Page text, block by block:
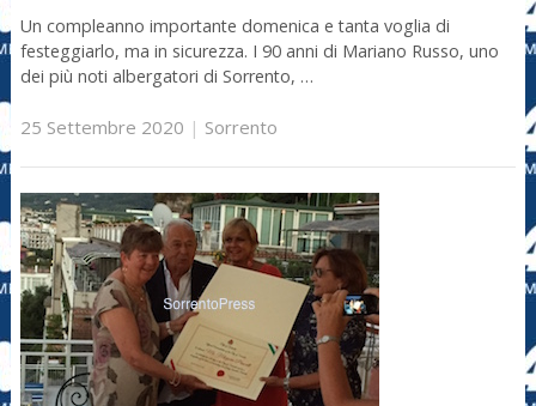
Un compleanno importante domenica e tanta voglia di
festeggiarlo, ma in sicurezza. I 90 anni di Mariano Russo, uno
dei più noti albergatori di Sorrento, …
25 Settembre 2020 | Sorrento